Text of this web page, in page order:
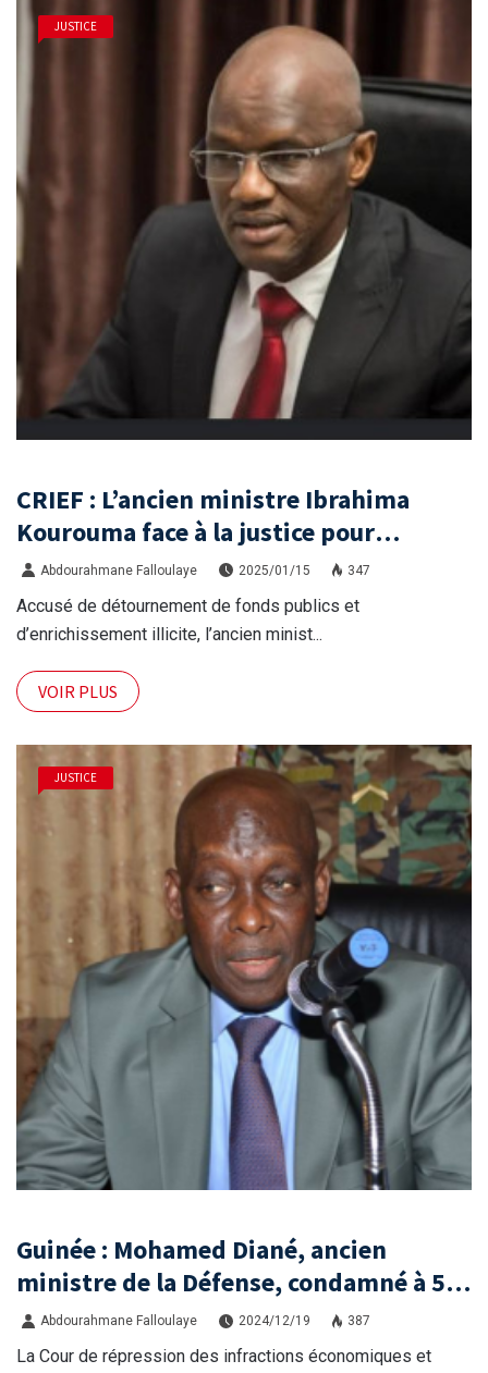
JUSTICE
CRIEF : L’ancien ministre Ibrahima
Kourouma face à la justice pour
détournement présumé
Abdourahmane Falloulaye 2025/01/15 347
Accusé de détournement de fonds publics et
d’enrichissement illicite, l’ancien minist...
VOIR PLUS
JUSTICE
Guinée : Mohamed Diané, ancien
ministre de la Défense, condamné à 5
ans de prison par la CRIEF
Abdourahmane Falloulaye 2024/12/19 387
La Cour de répression des infractions économiques et